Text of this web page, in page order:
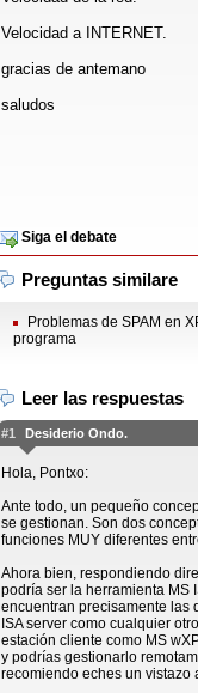
Velocidad a INTERNET.
gracias de antemano
saludos
Siga el debate
Preguntas similare
Problemas de SPAM en
programa
Leer las respuestas
#1 Desiderio Ondo.
Hola, Pontxo:
Ante todo, un pequeño
se gestionan. Son dos
funciones MUY diferentes
Ahora bien, respondiendo
podría ser la herramienta MS
encuentran precisamente las
ISA server como cualquier
estación cliente como MS
y podrías gestionarlo
recomiendo eches un vistazo